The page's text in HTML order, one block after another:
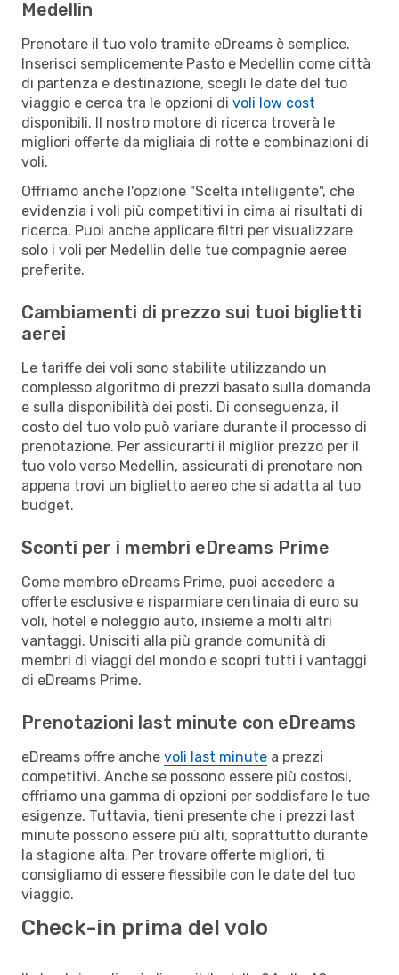
Medellin
Prenotare il tuo volo tramite eDreams è semplice.
Inserisci semplicemente Pasto e Medellin come città
di partenza e destinazione, scegli le date del tuo
viaggio e cerca tra le opzioni di voli low cost
disponibili. Il nostro motore di ricerca troverà le
migliori offerte da migliaia di rotte e combinazioni di
voli.
Offriamo anche l'opzione "Scelta intelligente", che
evidenzia i voli più competitivi in cima ai risultati di
ricerca. Puoi anche applicare filtri per visualizzare
solo i voli per Medellin delle tue compagnie aeree
preferite.
Cambiamenti di prezzo sui tuoi biglietti
aerei
Le tariffe dei voli sono stabilite utilizzando un
complesso algoritmo di prezzi basato sulla domanda
e sulla disponibilità dei posti. Di conseguenza, il
costo del tuo volo può variare durante il processo di
prenotazione. Per assicurarti il miglior prezzo per il
tuo volo verso Medellin, assicurati di prenotare non
appena trovi un biglietto aereo che si adatta al tuo
budget.
Sconti per i membri eDreams Prime
Come membro eDreams Prime, puoi accedere a
offerte esclusive e risparmiare centinaia di euro su
voli, hotel e noleggio auto, insieme a molti altri
vantaggi. Unisciti alla più grande comunità di
membri di viaggi del mondo e scopri tutti i vantaggi
di eDreams Prime.
Prenotazioni last minute con eDreams
eDreams offre anche voli last minute a prezzi
competitivi. Anche se possono essere più costosi,
offriamo una gamma di opzioni per soddisfare le tue
esigenze. Tuttavia, tieni presente che i prezzi last
minute possono essere più alti, soprattutto durante
la stagione alta. Per trovare offerte migliori, ti
consigliamo di essere flessibile con le date del tuo
viaggio.
Check-in prima del volo